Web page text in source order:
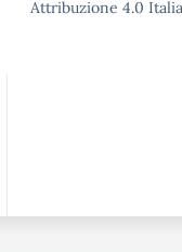
Attribuzione 4.0